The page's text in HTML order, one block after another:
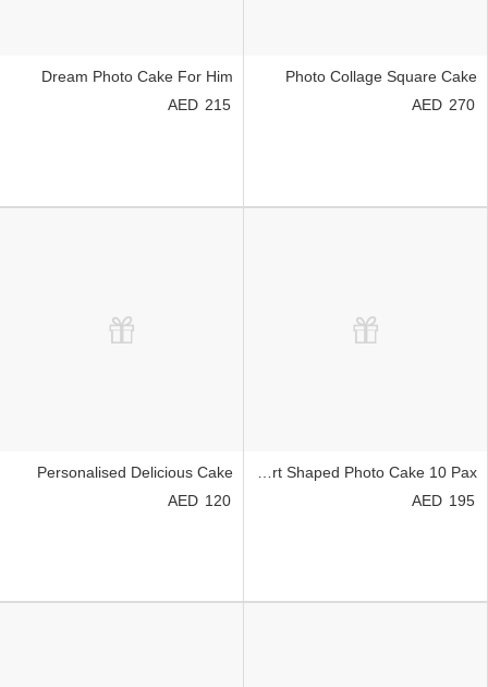
Photo Collage Square Cake
270
Dream Photo Cake For Him
215
195
Personalised Delicious Cake
120